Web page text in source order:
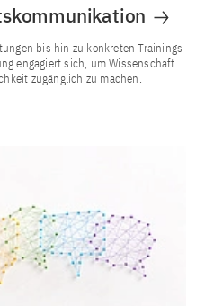
bis hin zu konkreten Trainings
engagiert sich, um Wissenschaft
zugänglich zu machen.